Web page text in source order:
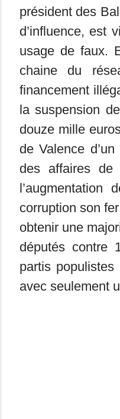
président des
d’influence, est
usage de faux.
chaine du
financement
la suspension
douze mille
de Valence
des affaires de
l’augmentation
corruption son
obtenir une
députés contre
partis
avec seulement